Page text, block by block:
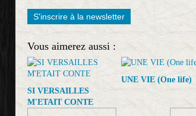
S'inscrire à la newsletter
Vous aimerez aussi :
SI VERSAILLES
M'ETAIT CONTE
UNE VIE (One life)